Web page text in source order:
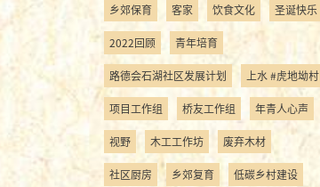
乡郊保育 客家 饮食文化 圣诞快乐
2022回顾 青年培育
路德会石湖社区发展计划 上水 #虎地坳村
项目工作组 桥友工作组 年青人心声
视野 木工工作坊 废弃木材
社区厨房 乡郊复育 低碳乡村建设